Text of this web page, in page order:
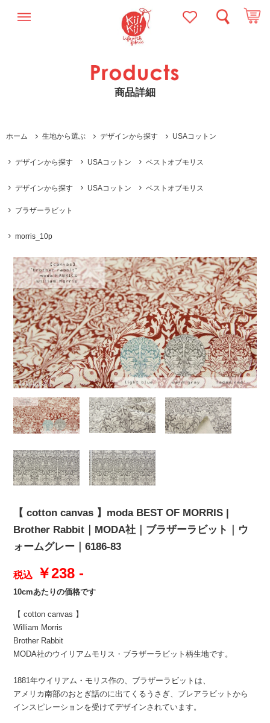
商品詳細
ホーム 生地から選ぶ デザインから探す USAコットン
デザインから探す USAコットン ベストオブモリス
デザインから探す USAコットン ベストオブモリス
ブラザーラビット
morris_10p
【 cotton canvas 】moda BEST OF MORRIS |
Brother Rabbit｜MODA社｜ブラザーラビット｜ウ
ォームグレー｜6186-83
税込 ￥238 -
10cmあたりの価格です
【 cotton canvas 】
William Morris
Brother Rabbit
MODA社のウイリアムモリス・ブラザーラビット柄生地です。
1881年ウイリアム・モリス作の、ブラザーラビットは、
アメリカ南部のおとぎ話のに出てくるうさぎ、ブレアラビットから
インスピレーションを受けてデザインされています。